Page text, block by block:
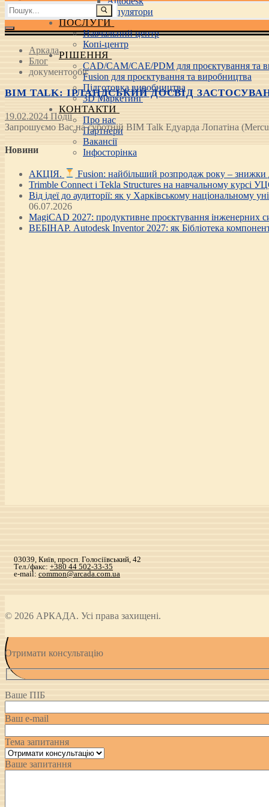
3D маніпулятори
ПОСЛУГИ
Навчальний центр
Копі-центр
РІШЕННЯ
CAD/CAM/CAE/PDM для проєктування та
Fusion для проєктування та виробництва
Підготовка виробництва
3D Маркетинг
КОНТАКТИ
Про нас
Партнери
Вакансії
Інфосторінка
Пошук:
Аркада
Блог
документообіг
BIM TALK: ІРЛАНДСЬКИЙ ДОСВІД
19.02.2024 Події
Запрошуємо Вас на суботній BIM Talk Едуарда Лопатіна
Новини
АКЦІЯ. Fusion: найбільший розпродаж року – знижки
Trimble Connect і Tekla Structures на навчальному курсі
Від ідеї до аудиторії: як у Харківському національному
06.07.2026
MagiCAD 2027: продуктивне проєктування інженерних
ВЕБІНАР. Autodesk Inventor 2027: як Бібліотека
03039, Київ, просп. Голосіївський, 42
Тел./факс: +380 44 502-33-35
e-mail: common@arcada.com.ua
© 2026 АРКАДА. Усі права захищені.
Отримати консультацію
Ваше ПІБ
Ваш e-mail
Тема запитання
Ваше запитання